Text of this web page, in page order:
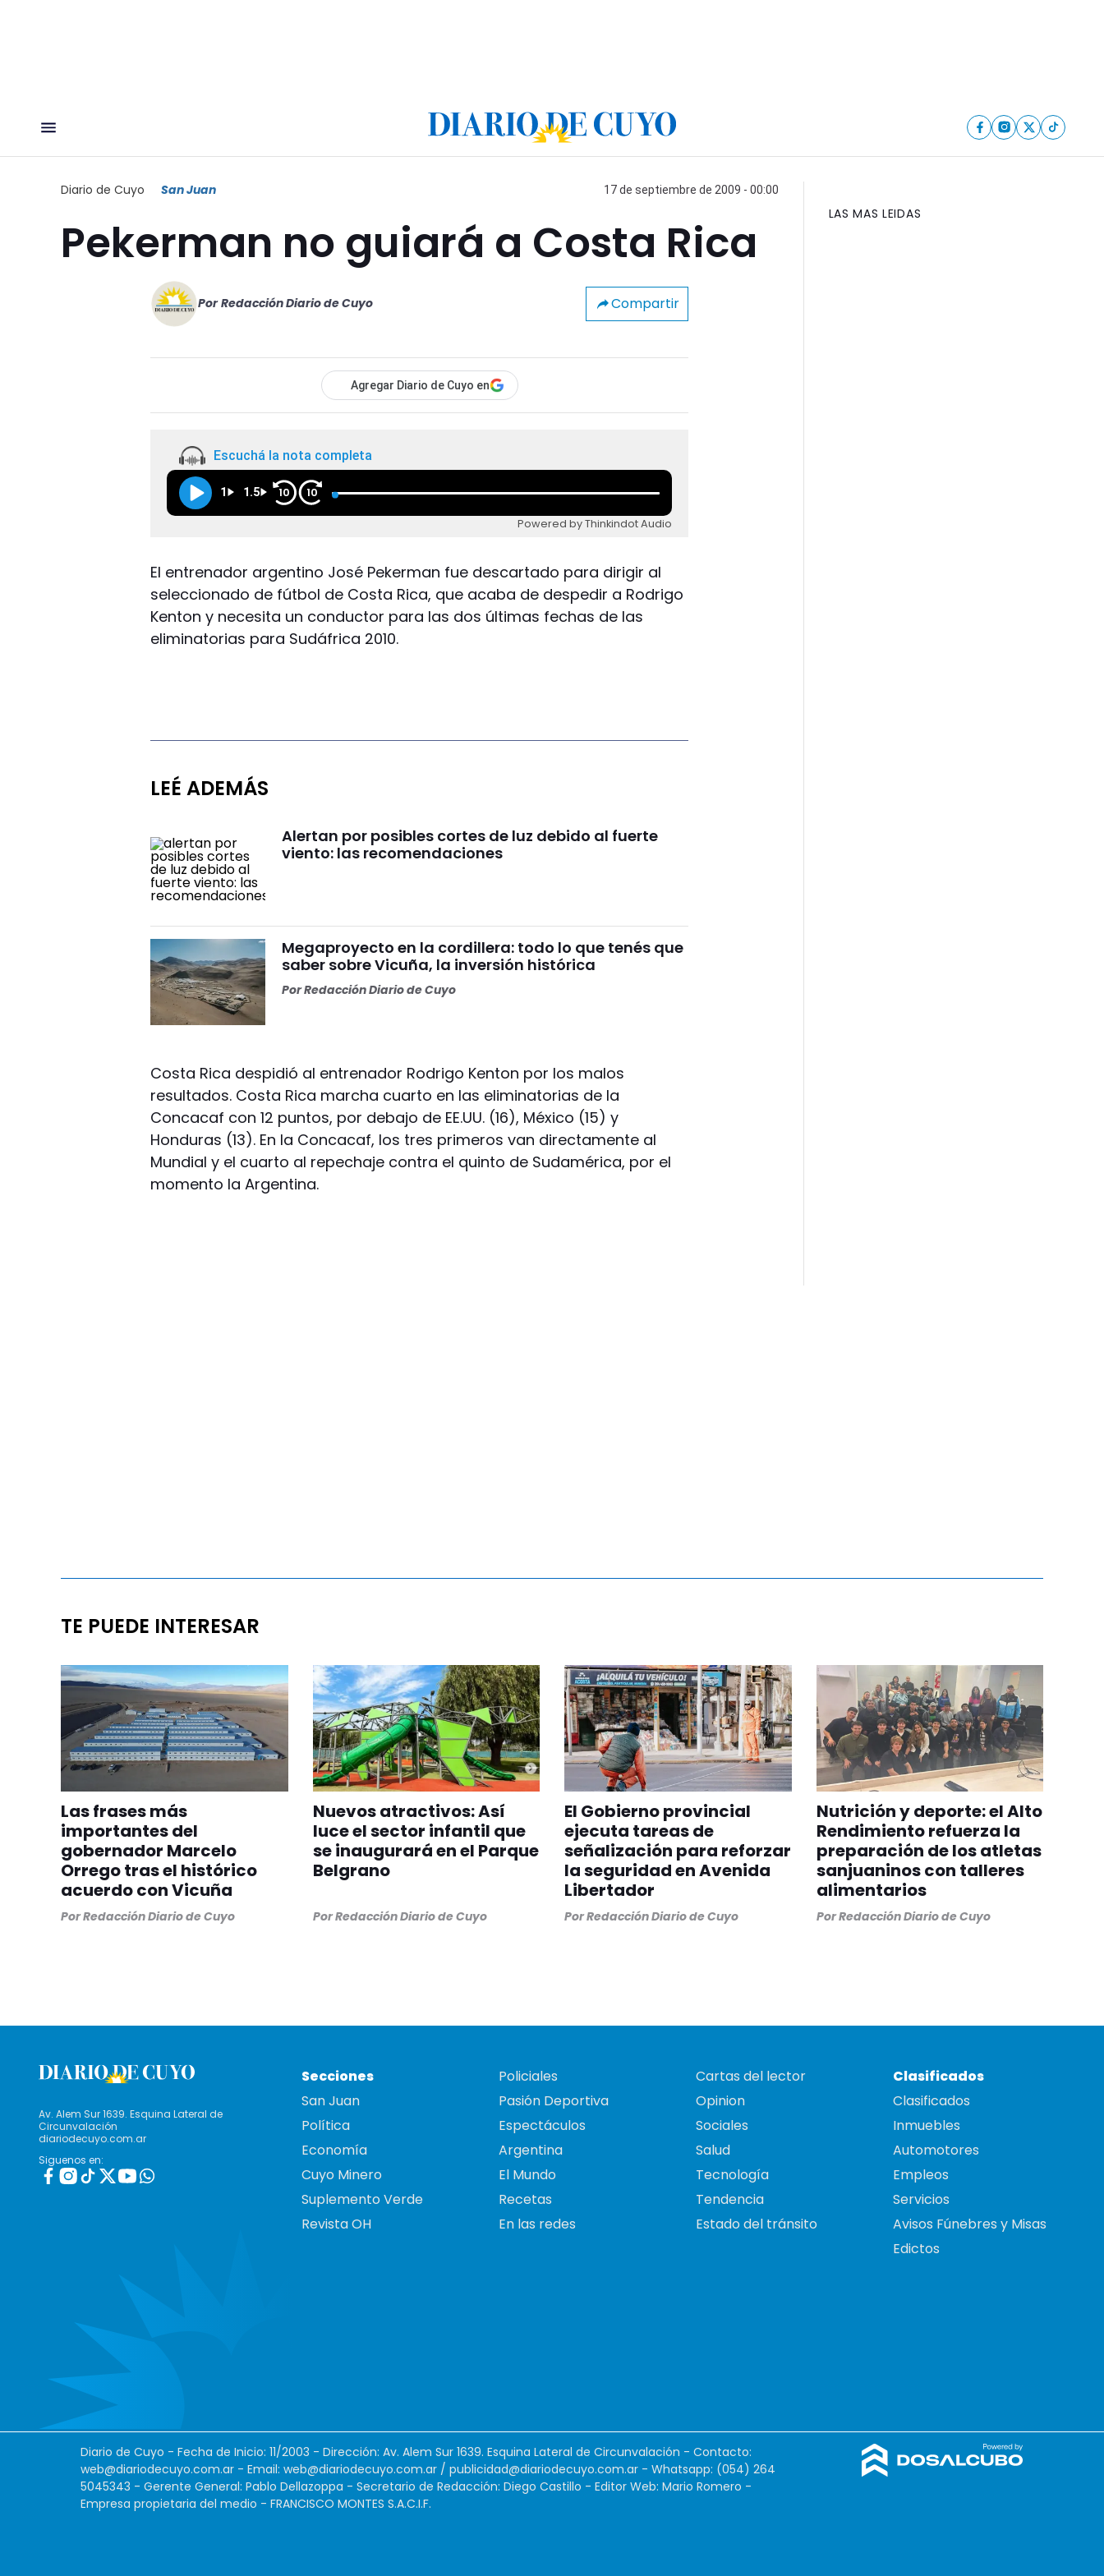
Diario de Cuyo San Juan 17 de septiembre de 2009 - 00:00
Pekerman no guiará a Costa Rica
Por Redacción Diario de Cuyo Compartir
Agregar Diario de Cuyo en
Escuchá la nota completa
1 1.5 10 10
Powered by Thinkindot Audio
El entrenador argentino José Pekerman fue descartado para dirigir al
seleccionado de fútbol de Costa Rica, que acaba de despedir a Rodrigo
Kenton y necesita un conductor para las dos últimas fechas de las
eliminatorias para Sudáfrica 2010.
LEÉ ADEMÁS
Alertan por posibles cortes de luz debido al fuerte
viento: las recomendaciones
Megaproyecto en la cordillera: todo lo que tenés que
saber sobre Vicuña, la inversión histórica
PorRedacción Diario de Cuyo
Costa Rica despidió al entrenador Rodrigo Kenton por los malos
resultados. Costa Rica marcha cuarto en las eliminatorias de la
Concacaf con 12 puntos, por debajo de EE.UU. (16), México (15) y
Honduras (13). En la Concacaf, los tres primeros van directamente al
Mundial y el cuarto al repechaje contra el quinto de Sudamérica, por el
momento la Argentina.
LAS MAS LEIDAS
TE PUEDE INTERESAR
Las frases más
importantes del
gobernador Marcelo
Orrego tras el histórico
acuerdo con Vicuña
PorRedacción Diario de Cuyo
Nuevos atractivos: Así
luce el sector infantil que
se inaugurará en el Parque
Belgrano
PorRedacción Diario de Cuyo
El Gobierno provincial
ejecuta tareas de
señalización para reforzar
la seguridad en Avenida
Libertador
PorRedacción Diario de Cuyo
Nutrición y deporte: el Alto
Rendimiento refuerza la
preparación de los atletas
sanjuaninos con talleres
alimentarios
PorRedacción Diario de Cuyo
Av. Alem Sur 1639. Esquina Lateral de
Circunvalación
diariodecuyo.com.ar
Siguenos en:
Secciones
San Juan
Política
Economía
Cuyo Minero
Suplemento Verde
Revista OH
Policiales
Pasión Deportiva
Espectáculos
Argentina
El Mundo
Recetas
En las redes
Cartas del lector
Opinion
Sociales
Salud
Tecnología
Tendencia
Estado del tránsito
Clasificados
Clasificados
Inmuebles
Automotores
Empleos
Servicios
Avisos Fúnebres y Misas
Edictos
Diario de Cuyo - Fecha de Inicio: 11/2003 - Dirección: Av. Alem Sur 1639. Esquina Lateral de Circunvalación - Contacto:
web@diariodecuyo.com.ar - Email: web@diariodecuyo.com.ar / publicidad@diariodecuyo.com.ar - Whatsapp: (054) 264
5045343 - Gerente General: Pablo Dellazoppa - Secretario de Redacción: Diego Castillo - Editor Web: Mario Romero -
Empresa propietaria del medio - FRANCISCO MONTES S.A.C.I.F.